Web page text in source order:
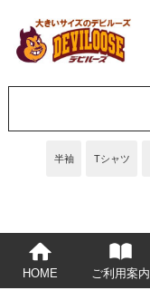
半袖 Tシャツ
HOME ご利用案内